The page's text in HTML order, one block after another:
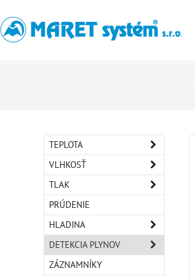
TEPLOTA
VLHKOSŤ
TLAK
PRÚDENIE
HLADINA
DETEKCIA PLYNOV
ZÁZNAMNÍKY